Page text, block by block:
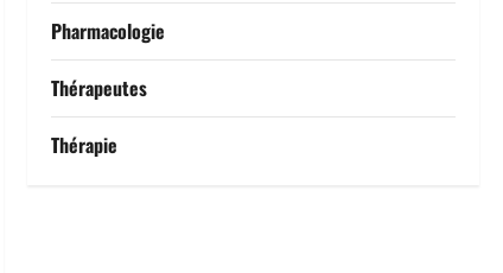
Pharmacologie
Thérapeutes
Thérapie